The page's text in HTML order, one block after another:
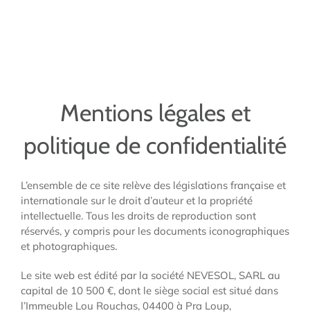
Mentions légales et
politique de confidentialité
L’ensemble de ce site relève des législations française et
internationale sur le droit d’auteur et la propriété
intellectuelle. Tous les droits de reproduction sont
réservés, y compris pour les documents iconographiques
et photographiques.
Le site web est édité par la société NEVESOL, SARL au
capital de 10 500 €, dont le siège social est situé dans
l’Immeuble Lou Rouchas, 04400 à Pra Loup,